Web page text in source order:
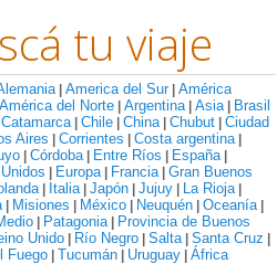
tu viaje
| America del Sur| América
América del Norte Argentina| Asia| Brasil
Catamarca| Chile China| Chubut Ciudad
Aires
Corrientes Costa argentina|
Córdoba| Entre Ríos España|
Europa| Francia| Gran Buenos
| Italia| Japón Jujuy La Rioja|
| Misiones México Neuquén Oceanía|
Patagonia|
Provincia de Buenos
Unido Río Negro Salta| Santa Cruz
Fuego Tucumán Uruguay África